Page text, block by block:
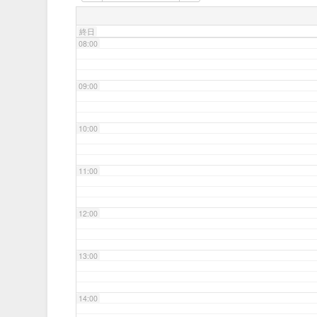
終日
08:00
09:00
10:00
11:00
12:00
13:00
14:00